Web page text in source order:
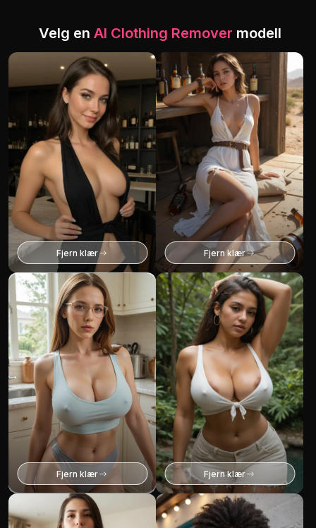
Velg en AI Clothing Remover modell
Fjern klær Fjern klær
Fjern klær Fjern klær